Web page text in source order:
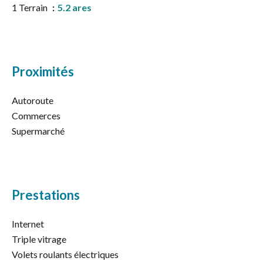
1 Terrain
5.2 ares
Proximités
Autoroute
Commerces
Supermarché
Prestations
Internet
Triple vitrage
Volets roulants électriques